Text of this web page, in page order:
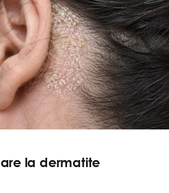
la dermatite